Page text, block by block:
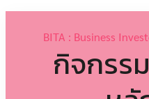
BITA : Business
กิจกรร